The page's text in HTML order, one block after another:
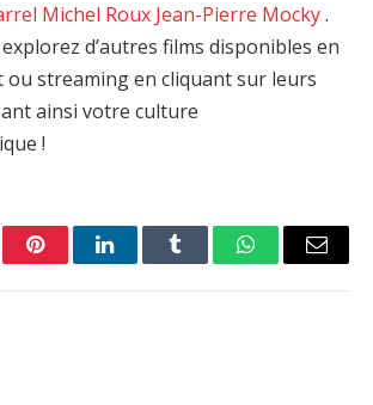
Michel Roux Jean-Pierre Mocky.
explorez d’autres films disponibles en
ou streaming en cliquant sur leurs
ainsi votre culture
!
PinterestLinkedInTumblr WhatsAppEmail